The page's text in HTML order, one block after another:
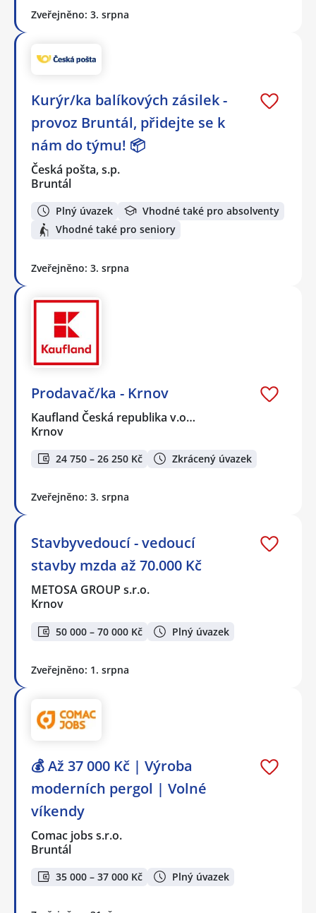
Zveřejněno: 3. srpna
Kurýr/ka balíkových zásilek -
provoz Bruntál, přidejte se k
nám do týmu! 📦
Česká pošta, s.p.
Bruntál
Plný úvazek
Vhodné také pro absolventy
Vhodné také pro seniory
Zveřejněno: 3. srpna
Prodavač/ka - Krnov
Kaufland Česká republika v.o…
Krnov
24 750 – 26 250 Kč Zkrácený úvazek
Zveřejněno: 3. srpna
Stavbyvedoucí - vedoucí
stavby mzda až 70.000 Kč
METOSA GROUP s.r.o.
Krnov
50 000 – 70 000 Kč Plný úvazek
Zveřejněno: 1. srpna
💰 Až 37 000 Kč | Výroba
moderních pergol | Volné
víkendy
Comac jobs s.r.o.
Bruntál
35 000 – 37 000 Kč Plný úvazek